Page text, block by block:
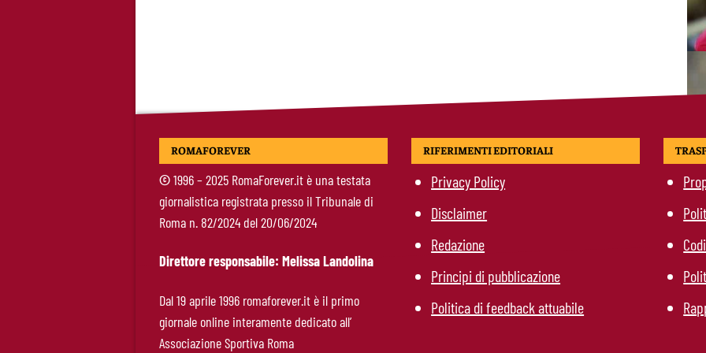
ROMAFOREVER
©1996 – 2025 RomaForever.it è una testata
giornalistica registrata presso il Tribunale di
Roma n. 82/2024 del 20/06/2024
Direttore responsabile: Melissa Landolina
Dal 19 aprile 1996 romaforever.it è il primo
giornale online interamente dedicato all’
Associazione Sportiva Roma
RIFERIMENTI EDITORIALI
Privacy Policy
Disclaimer
Redazione
Principi di pubblicazione
Politica di feedback attuabile